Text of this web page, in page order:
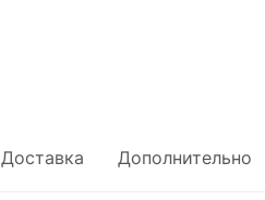
Доставка Дополнительно